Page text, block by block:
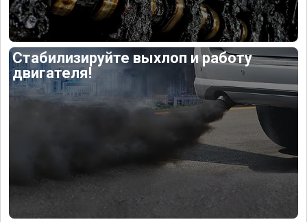
Стабилизируйте выхлоп и работу
двигателя!